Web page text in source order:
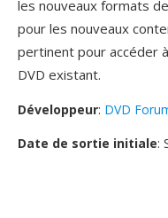
les nouveaux formats
pour les nouveaux
pertinent pour accéder
DVD existant.
Développeur: DVD
Date de sortie initiale: